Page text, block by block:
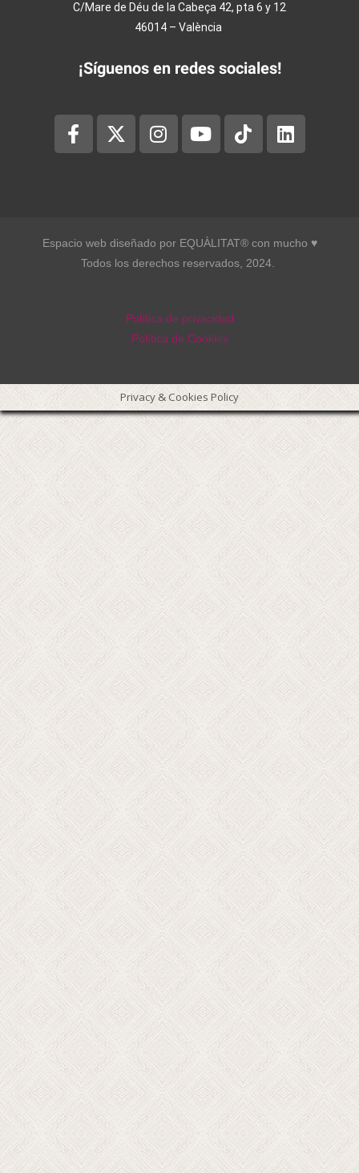
C/Mare de Déu de la Cabeça 42, pta 6 y 12
46014 – València
¡Síguenos en redes sociales!
Espacio web diseñado por EQUÀLITAT® con mucho ♥︎
Todos los derechos reservados, 2024.
Política de privacidad
Política de Cookies
Privacy & Cookies Policy